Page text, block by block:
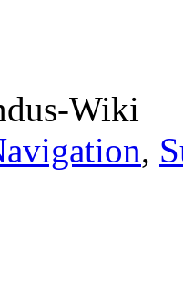
Wiki
,